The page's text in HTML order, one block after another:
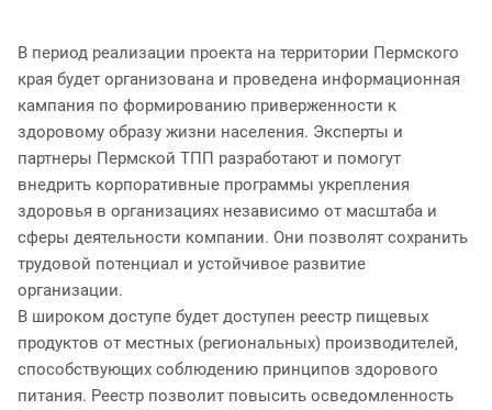
В период реализации проекта на территории Пермского
края будет организована и проведена информационная
кампания по формированию приверженности к
здоровому образу жизни населения. Эксперты и
партнеры Пермской ТПП разработают и помогут
внедрить корпоративные программы укрепления
здоровья в организациях независимо от масштаба и
сферы деятельности компании. Они позволят сохранить
трудовой потенциал и устойчивое развитие
организации.
В широком доступе будет доступен реестр пищевых
продуктов от местных (региональных) производителей,
способствующих соблюдению принципов здорового
питания. Реестр позволит повысить осведомленность